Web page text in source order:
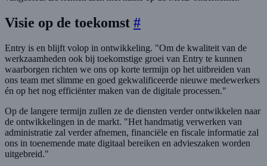
Visie op de toekomst #
Entry is en blijft volop in ontwikkeling. "Om de kwaliteit van de
werkzaamheden ook bij toekomstige groei van Entry te kunnen
waarborgen richten we ons op korte termijn op het uitbreiden van
ons team met slimme en goed gekwalificeerde nieuwe medewerkers
én op het nog efficiënter maken van de digitale processen."
Op de langere termijn zullen ze de diensten verder ontwikkelen naar
de ontwikkelingen in de markt. "Het handmatig verwerken van
administratie zal verder afnemen, financiële en fiscale informatie zal
ons in toenemende mate digitaal bereiken en advieszaken worden
uitgebreid."